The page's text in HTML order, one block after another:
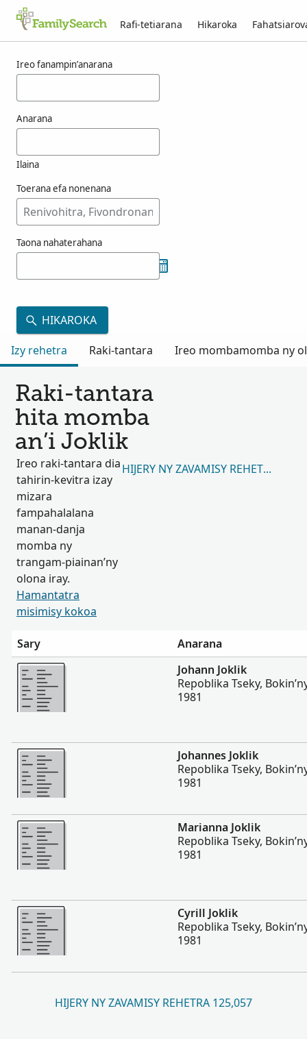
Rafi-tetiarana Hikaroka
Ireo fanampin’anarana
Anarana
Ilaina
Toerana efa nonenana
Taona nahaterahana
HIKAROKA
Izy rehetra
Raki-tantara Ireo mombamomba ny
Raki-tantara
hita momba
an’i Joklik
Ireo raki-tantara dia
tahirin-kevitra izay
mizara
fampahalalana
manan-danja
momba ny
trangam-piainan’ny
olona iray.
Hamantatra
misimisy kokoa
HIJERY NY ZAVAMISY REHETRA
Sary
Anarana
Misimisy kokoa
Johann Joklik
Repoblika Tseky,
1981
Misimisy kokoa
Johannes Joklik
Repoblika Tseky,
1981
Misimisy kokoa
Marianna Joklik
Repoblika Tseky,
1981
Misimisy kokoa
Cyrill Joklik
Repoblika Tseky,
1981
HIJERY NY ZAVAMISY REHETRA 125,057